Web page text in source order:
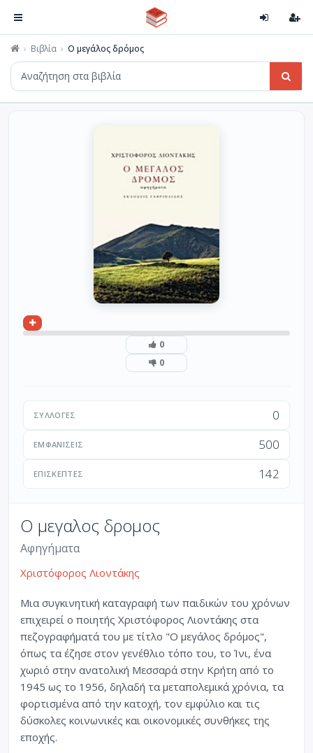
Βιβλία Ο μεγάλος δρόμος
0
0
ΣΥΛΛΟΓΈΣ 0
ΕΜΦΑΝΊΣΕΙΣ 500
ΕΠΙΣΚΈΠΤΕΣ 142
Ο μεγαλος δρομος
Αφηγήματα
Χριστόφορος Λιοντάκης
Μια συγκινητική καταγραφή των παιδικών του χρόνων
επιχειρεί ο ποιητής Χριστόφορος Λιοντάκης στα
πεζογραφήματά του με τίτλο "Ο μεγάλος δρόμος",
όπως τα έζησε στον γενέθλιο τόπο του, το Ίνι, ένα
χωριό στην ανατολική Μεσσαρά στην Κρήτη από το
1945 ως το 1956, δηλαδή τα μεταπολεμικά χρόνια, τα
φορτισμένα από την κατοχή, τον εμφύλιο και τις
δύσκολες κοινωνικές και οικονομικές συνθήκες της
εποχής.